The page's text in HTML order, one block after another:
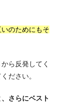
のためにもそ
ら反発してく
ださい。
さらにベスト